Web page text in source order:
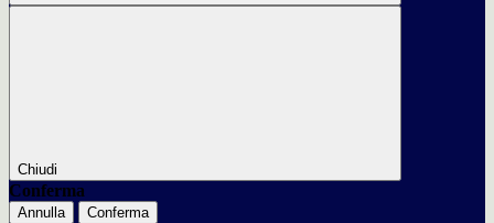
Chiudi
Conferma
Annulla Conferma